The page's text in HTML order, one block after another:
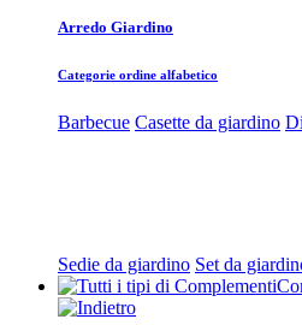
Arredo Giardino
Categorie ordine alfabetico
Barbecue Casette da giardino
Sedie da giardino Set da